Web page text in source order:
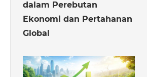
dalam Perebutan
Ekonomi dan Pertahanan
Global